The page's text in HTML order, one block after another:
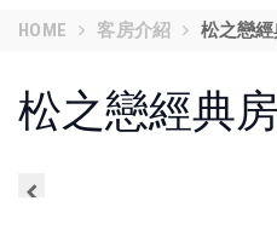
HOME 客房介紹 松之戀
松之戀經典